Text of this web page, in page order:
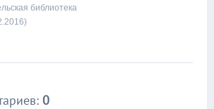
библиотека
: 0